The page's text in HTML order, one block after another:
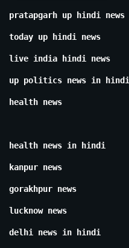
pratapgarh up hindi news
today up hindi news
live india hindi news
up politics news in hindi
health news
health news in hindi
kanpur news
gorakhpur news
lucknow news
delhi news in hindi